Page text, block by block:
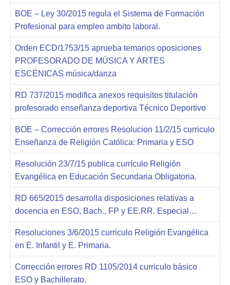
BOE – Ley 30/2015 regula el Sistema de Formación
Profesional para empleo ambito laboral.
Orden ECD/1753/15 aprueba temarios oposiciones
PROFESORADO DE MÚSICA Y ARTES
ESCÉNICAS música/danza
RD 737/2015 modifica anexos requisitos titulación
profesorado enseñanza deportiva Técnico Deportivo
BOE – Corrección errores Resolucion 11/2/15 curriculo
Enseñanza de Religión Católica: Primaria y ESO
Resolución 23/7/15 publica currículo Religión
Evangélica en Educación Secundaria Obligatoria.
RD 665/2015 desarrolla disposiciones relativas a
docencia en ESO, Bach., FP y EE.RR. Especial…
Resoluciones 3/6/2015 curriculo Religión Evangélica
en E. Infantil y E. Primaria.
Corrección errores RD 1105/2014 curriculo básico
ESO y Bachillerato.